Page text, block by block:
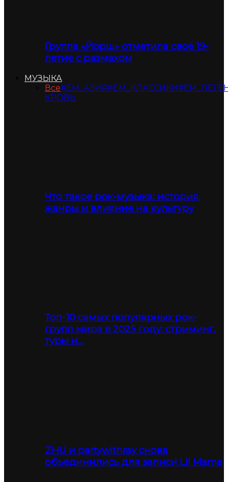
Группа «Йорш» отметила своё 19-
летие с размахом
МУЗЫКА
Все#ЕМ_АЗИЯ#ЕМ_КЛАССИКИ
КРОВЬ
Что такое рок-музыка: история,
жанры и влияние на культуру
Топ-10 самых популярных рок-
групп мира в 2025 году: стриминг,
туры и…
ZHU и partywithray снова
объединились для записи Lil Mama